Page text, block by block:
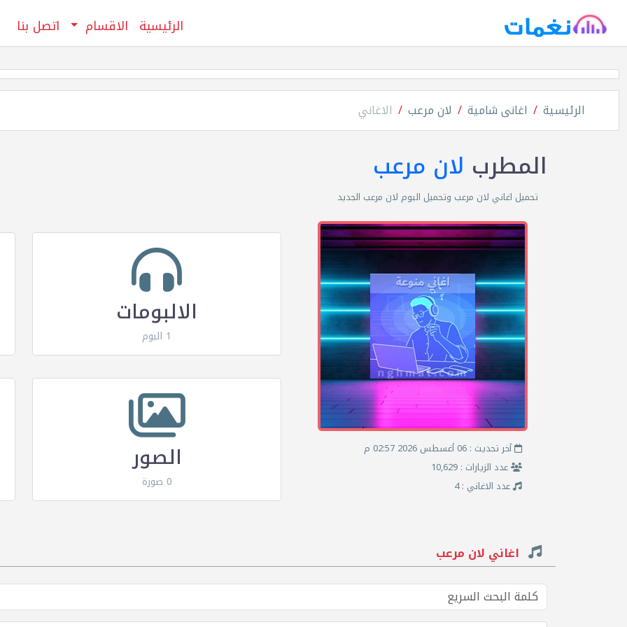
الرئيسية الاقسام اتصل بنا
الرئيسية اغانى شامية لان مرعب الاغاني
المطرب لان مرعب
تحميل اغاني لان مرعب وتحميل البوم لان مرعب الجديد
آخر تحديث : 06 أغسطس 2026 02:57 م
عدد الزيارات : 10,629
عدد الاغاني : 4
الالبومات
1 البوم
الصور
0 صورة
اغاني لان مرعب